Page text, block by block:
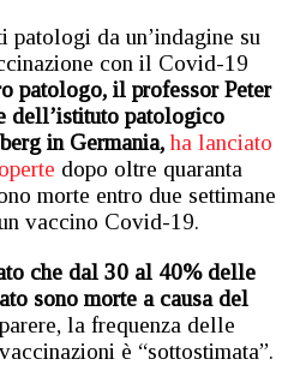
patologi da un’indagine su
con il Covid-19
patologo, il professor Peter
dell’istituto patologico
in Germania,ha lanciato
dopo oltre quaranta
morte entro due settimane
vaccino Covid-19.
che dal 30 al 40% delle
sono morte a causa del
la frequenza delle
è “sottostimata”.